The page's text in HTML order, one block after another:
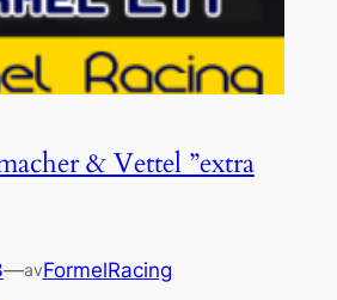
& Vettel ”extra
—avFormelRacing